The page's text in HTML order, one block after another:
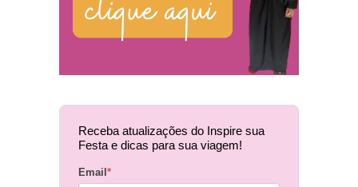
Receba atualizações do Inspire sua
Festa e dicas para sua viagem!
Email *